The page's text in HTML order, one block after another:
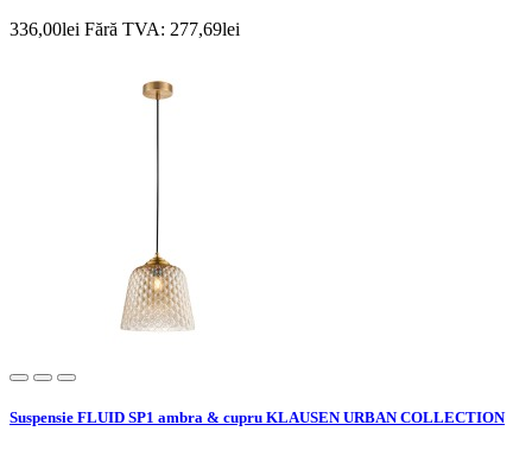
336,00lei Fără TVA: 277,69lei
Suspensie FLUID SP1 ambra & cupru KLAUSEN URBAN COLLECTION